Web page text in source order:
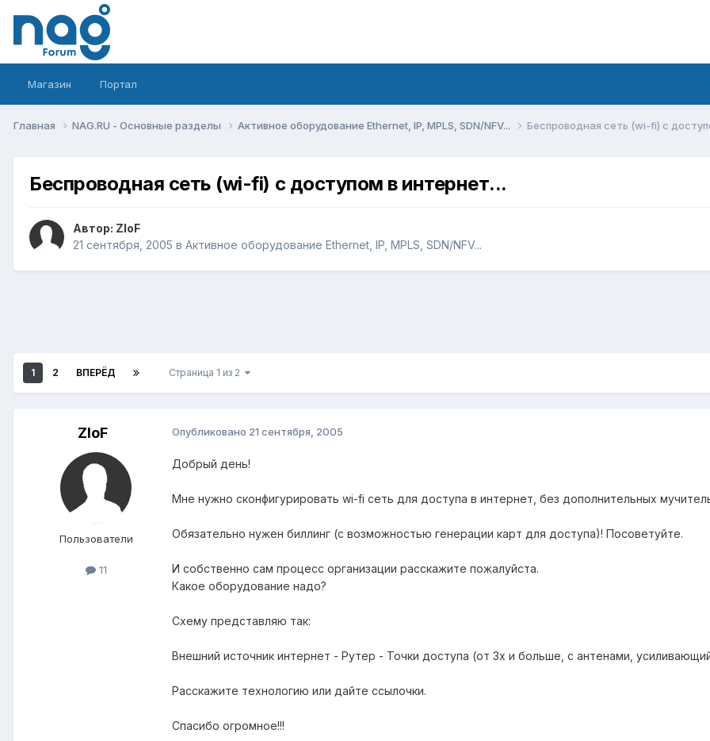
Магазин Портал
Главная NAG.RU - Основные разделы Активное оборудование Ethernet, IP, MPLS, SDN/NFV... Беспроводная сеть (wi-fi) с
Беспроводная сеть (wi-fi) с доступом в интернет...
Автор: ZloF
21 сентября, 2005 в Активное оборудование Ethernet, IP, MPLS, SDN/NFV...
1 2 ВПЕРЁД Страница 1 из 2
ZloF
Пользователи
11
Опубликовано 21 сентября, 2005
Добрый день!
Мне нужно сконфигурировать wi-fi сеть для доступа в интернет, без дополнительных
Обязательно нужен биллинг (с возможностью генерации карт для доступа)! Посоветуйте.
И собственно сам процесс организации расскажите пожалуйста.
Какое оборудование надо?
Схему представляю так:
Внешний источник интернет - Рутер - Точки доступа (от 3х и больше, с антенами,
Расскажите технологию или дайте ссылочки.
Спасибо огромное!!!